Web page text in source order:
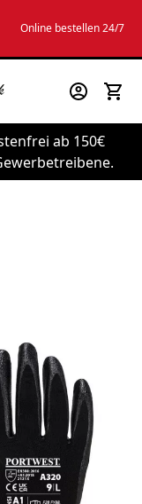
Online bestellen 24/7
ab 150€